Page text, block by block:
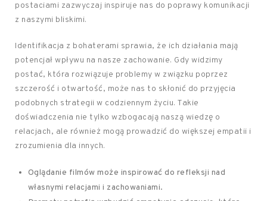
postaciami zazwyczaj inspiruje nas do poprawy komunikacji
z naszymi bliskimi.
Identifikacja z bohaterami sprawia, że ich działania mają
potencjał wpływu na nasze zachowanie. Gdy widzimy
postać, która rozwiązuje problemy w związku poprzez
szczerość i otwartość, może nas to skłonić do przyjęcia
podobnych strategii w codziennym życiu. Takie
doświadczenia nie tylko wzbogacają naszą wiedzę o
relacjach, ale również mogą prowadzić do większej empatii i
zrozumienia dla innych.
Oglądanie filmów może inspirować do refleksji nad
własnymi relacjami i zachowaniami.